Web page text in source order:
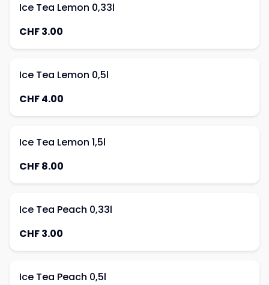
Ice Tea Lemon 0,33l
CHF 3.00
Ice Tea Lemon 0,5l
CHF 4.00
Ice Tea Lemon 1,5l
CHF 8.00
Ice Tea Peach 0,33l
CHF 3.00
Ice Tea Peach 0,5l